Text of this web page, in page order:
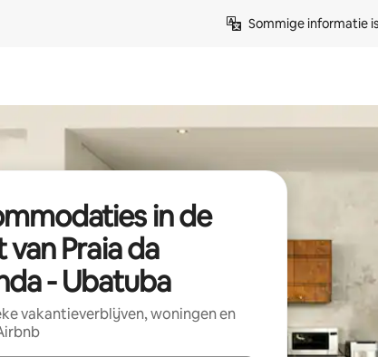
Sommige informatie
in de
Praia da
- Ubatuba
vakantieverblijven, woningen en